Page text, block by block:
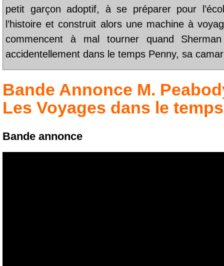
petit garçon adoptif, à se préparer pour
l’histoire et construit alors une machine à
commencent à mal tourner quand
accidentellement dans le temps Penny, sa
Bande Annonce M.
Les Voyages dans le temps
Bande annonce